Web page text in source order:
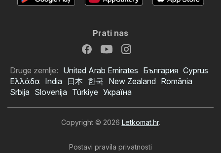
Prati nas
Druge zemlje: United Arab Emirates България Cyprus
Ελλάδα India 日本 한국 New Zealand România
Srbija Slovenija Türkiye Україна
Copyright © 2026 Letkomat.hr.
Postavi pravila privatnosti